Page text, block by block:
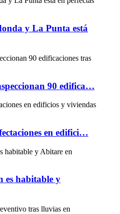
y La Punta está
90 edifica…
en edifici…
es habitable y